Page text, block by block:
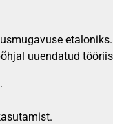
uuendatud